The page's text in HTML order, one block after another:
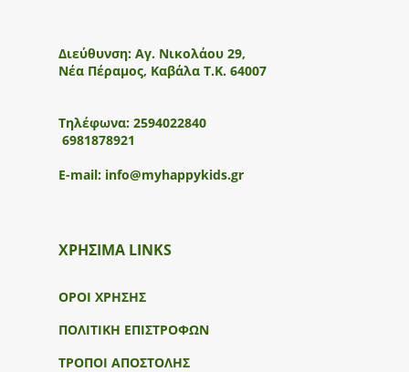
Διεύθυνση: Αγ. Νικολάου 29,
Νέα Πέραμος, Καβάλα Τ.Κ. 64007
Τηλέφωνα: 2594022840
6981878921
E-mail: info@myhappykids.gr
ΧΡΗΣΙΜΑ LINKS
ΟΡΟΙ ΧΡΗΣΗΣ
ΠΟΛΙΤΙΚΗ ΕΠΙΣΤΡΟΦΩΝ
ΤΡΟΠΟΙ ΑΠΟΣΤΟΛΗΣ